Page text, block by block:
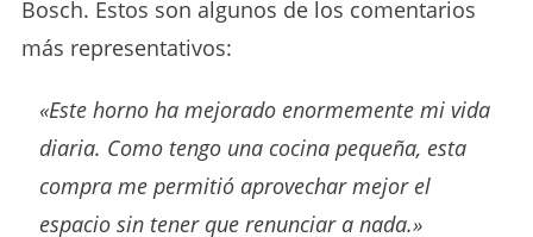
Bosch. Estos son algunos de los comentarios
más representativos:
«Este horno ha mejorado enormemente mi vida
diaria. Como tengo una cocina pequeña, esta
compra me permitió aprovechar mejor el
espacio sin tener que renunciar a nada.»